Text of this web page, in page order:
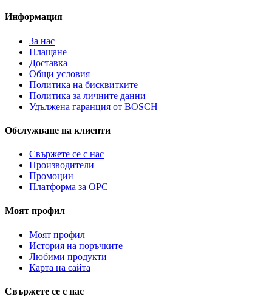
Информация
За нас
Плащане
Доставка
Общи условия
Политика на бисквитките
Политика за личните данни
Удължена гаранция от BOSCH
Обслужване на клиенти
Свържете се с нас
Производители
Промоции
Платформа за ОРС
Моят профил
Моят профил
История на поръчките
Любими продукти
Карта на сайта
Свържете се с нас